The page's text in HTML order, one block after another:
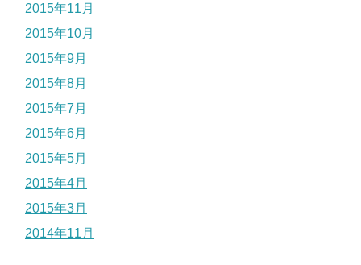
2015年11月
2015年10月
2015年9月
2015年8月
2015年7月
2015年6月
2015年5月
2015年4月
2015年3月
2014年11月